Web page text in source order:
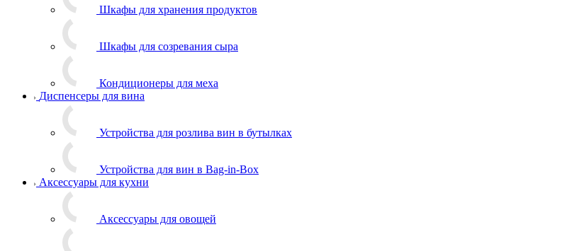
Шкафы для хранения продуктов
Шкафы для созревания сыра
Кондиционеры для меха
Диспенсеры для вина
Устройства для розлива вин в бутылках
Устройства для вин в Bag-in-Box
Аксессуары для кухни
Аксессуары для овощей